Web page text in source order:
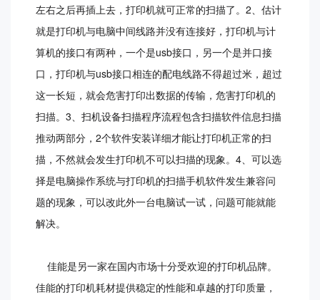
左右之后再插上去，打印机就可正常的扫描了。2、估计
就是打印机与电脑中间线路并没有连接好，打印机与计
算机的接口有两种，一个是usb接口，另一个是并口接
口，打印机与usb接口相连的配电线路不得超过米，超过
这一长短，就会危害打印出数据的传输，危害打印机的
扫描。3、扫机设备扫描程序流程包含扫描软件信息扫描
推动两部分，2个软件安装详细才能让打印机正常的扫
描，不然就会发生打印机不可以扫描的现象。4、可以选
择是电脑操作系统与打印机的扫描手机软件发生兼容问
题的现象，可以改此外一台电脑试一试，问题可能就能
解决。
佳能是另一家在国内市场十分受欢迎的打印机品牌。
佳能的打印机耗材提供稳定的性能和卓越的打印质量，